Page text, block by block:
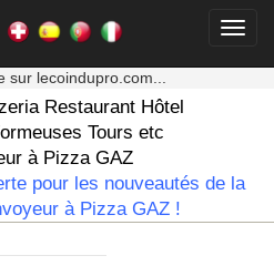
lecoindupro.com...
Restaurant Hôtel
Tours etc
à Pizza GAZ
pour les nouveautés de la
à Pizza GAZ !